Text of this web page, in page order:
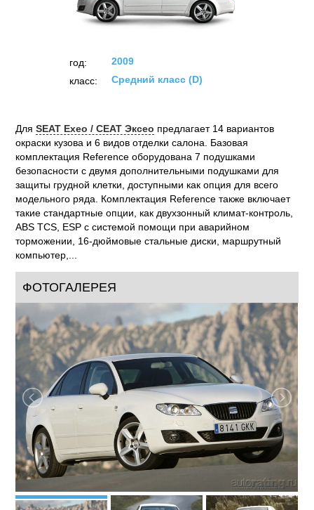
год:
2009
класс:
Средний класс (D)
ДляSEAT Exeo / СЕАТ Эксео предлагает 14 вариантов
окраски кузова и 6 видов отделки салона. Базовая
комплектация Reference оборудована 7 подушками
безопасности с двумя дополнительными подушками для
защиты грудной клетки, доступными как опция для всего
модельного ряда. Комплектация Reference также включает
такие стандартные опции, как двухзонный климат-контроль,
ABS TCS, ESP с системой помощи при аварийном
торможении, 16-дюймовые стальные диски, маршрутный
компьютер,...
ФОТОГАЛЕРЕЯ